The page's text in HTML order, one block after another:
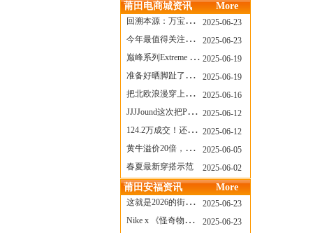
莆田电商城资讯 More
回溯本源：万宝龙推出明星系列都市灰腕表新作
2025-06-23
今年最值得关注的AF1！KOBE x AF1 明日发售
2025-06-23
巅峰系列Extreme Diver潜水腕表与Revival Diver复刻版潜水腕表共同推出“暗影款”新作
2025-06-19
准备好晒脚趾了吗？透明款 AF1 要回归了
2025-06-19
把北欧浪漫穿上脚，Cecilie Bahnsen x ASICS
2025-06-16
JJJJound这次把PUMA改得好安静
2025-06-12
124.2万成交！还有什么是Labubu做不到的？
2025-06-12
黄牛溢价20倍，「Labubu」3.0市价大盘点！假货比正品还贵...
2025-06-05
春夏最新穿搭示范
2025-06-02
莆田安福资讯 More
这就是2026的街头感！Prada新包我先爱了
2025-06-23
Nike x 《怪奇物语》联名回归，终于轮到这双热门款了！
2025-06-23